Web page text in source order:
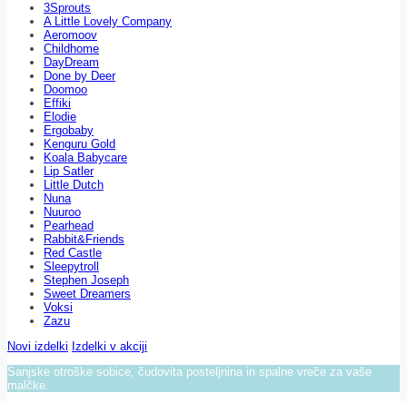
3Sprouts
A Little Lovely Company
Aeromoov
Childhome
DayDream
Done by Deer
Doomoo
Effiki
Elodie
Ergobaby
Kenguru Gold
Koala Babycare
Lip Satler
Little Dutch
Nuna
Nuuroo
Pearhead
Rabbit&Friends
Red Castle
Sleepytroll
Stephen Joseph
Sweet Dreamers
Voksi
Zazu
Novi izdelki Izdelki v akciji
Sanjske otroške sobice, čudovita posteljnina in spalne vreče za vaše
malčke.